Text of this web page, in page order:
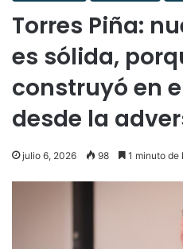
Torres Piña:
es sólida,
construyó en
desde la
julio 6, 2026 98 1 minuto de